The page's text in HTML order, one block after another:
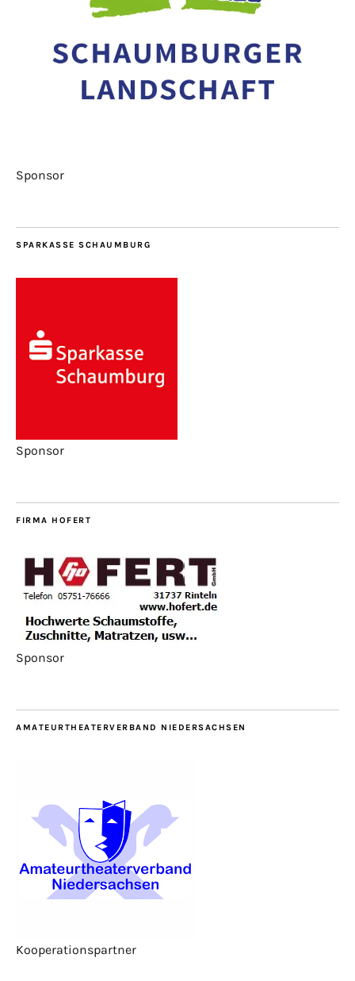
Sponsor
SPARKASSE SCHAUMBURG
Sponsor
FIRMA HOFERT
Sponsor
AMATEURTHEATERVERBAND NIEDERSACHSEN
Kooperationspartner